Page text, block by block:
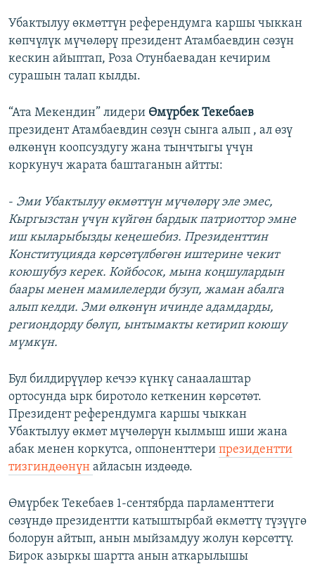
Убактылуу өкмөттүн референдумга каршы чыккан
көпчүлүк мүчөлөрү президент Атамбаевдин сөзүн
кескин айыптап, Роза Отунбаевадан кечирим
сурашын талап кылды.
“Ата Мекендин” лидери Өмүрбек Текебаев
президент Атамбаевдин сөзүн сынга алып , ал өзү
өлкөнүн коопсуздугу жана тынчтыгы үчүн
коркунуч жарата баштаганын айтты:
- Эми Убактылуу өкмөттүн мүчөлөрү эле эмес,
Кыргызстан үчүн күйгөн бардык патриоттор эмне
иш кыларыбызды кеңешебиз. Президенттин
Конституцияда көрсөтүлбөгөн иштерине чекит
коюшубуз керек. Койбосок, мына коңшулардын
баары менен мамилелерди бузуп, жаман абалга
алып келди. Эми өлкөнүн ичинде адамдарды,
региондорду бөлүп, ынтымакты кетирип коюшу
мүмкүн.
Бул билдирүүлөр кечээ күнкү санаалаштар
ортосунда ырк биротоло кеткенин көрсөтөт.
Президент референдумга каршы чыккан
Убактылуу өкмөт мүчөлөрүн кылмыш иши жана
абак менен коркутса, оппоненттери президентти
тизгиндөөнүн айласын издөөдө.
Өмүрбек Текебаев 1-сентябрда парламенттеги
сөзүндө президентти катыштырбай өкмөттү түзүүгө
болорун айтып, анын мыйзамдуу жолун көрсөттү.
Бирок азыркы шартта анын аткарылышы